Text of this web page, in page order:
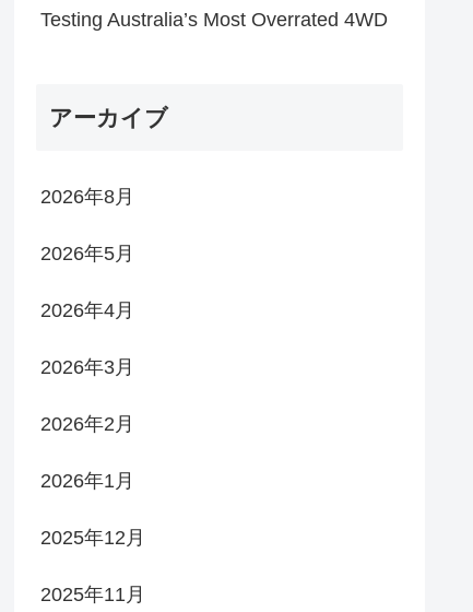
Testing Australia’s Most Overrated 4WD
アーカイブ
2026年8月
2026年5月
2026年4月
2026年3月
2026年2月
2026年1月
2025年12月
2025年11月